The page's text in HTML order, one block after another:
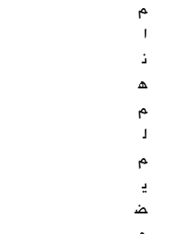
م
ا
ن
ه
م
ل
م
ي
ض